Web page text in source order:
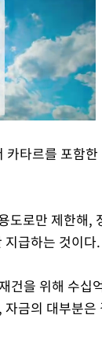
타르를 포함
도로만 제한해,
지급하는 것이다.
건을 위해 수십
금의 대부분